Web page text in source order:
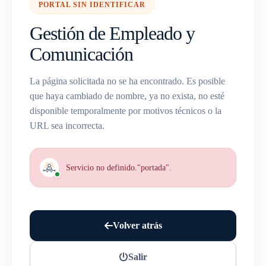
PORTAL SIN IDENTIFICAR
Gestión de Empleado y
Comunicación
La página solicitada no se ha encontrado. Es posible
que haya cambiado de nombre, ya no exista, no esté
disponible temporalmente por motivos técnicos o la
URL sea incorrecta.
Servicio no definido."portada".
Volver atrás
Salir